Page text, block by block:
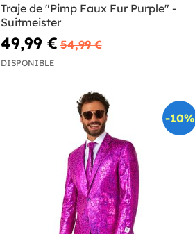
Traje de "Pimp Faux Fur Purple" -
Suitmeister
49,99 € 54,99 €
DISPONIBLE
-10%